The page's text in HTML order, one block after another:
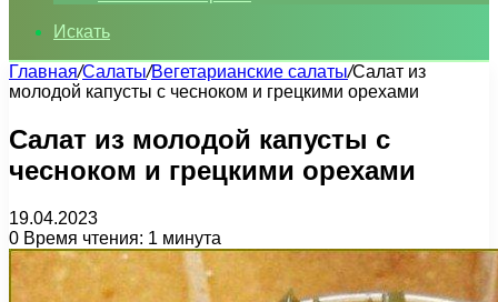
Искать
Главная/Салаты/Вегетарианские салаты/Салат из
молодой капусты с чесноком и грецкими орехами
Салат из молодой капусты с
чесноком и грецкими орехами
19.04.2023
0 Время чтения: 1 минута